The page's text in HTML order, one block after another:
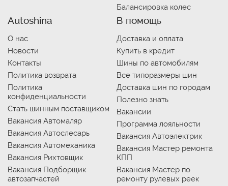
Балансировка колес
Autoshina
О нас
Новости
Контакты
Политика возврата
Политика
конфиденциальности
Стать шинным поставщиком
Вакансия Автомаляр
Вакансия Автослесарь
Вакансия Автомеханика
Вакансия Рихтовщик
Вакансия Подборщик
автозапчастей
В помощь
Доставка и оплата
Купить в кредит
Шины по автомобилям
Все типоразмеры шин
Доставка шин по городам
Полезно знать
Вакансии
Программа лояльности
Вакансия Автоэлектрик
Вакансия Мастер ремонта
КПП
Вакансия Мастер по
ремонту рулевых реек